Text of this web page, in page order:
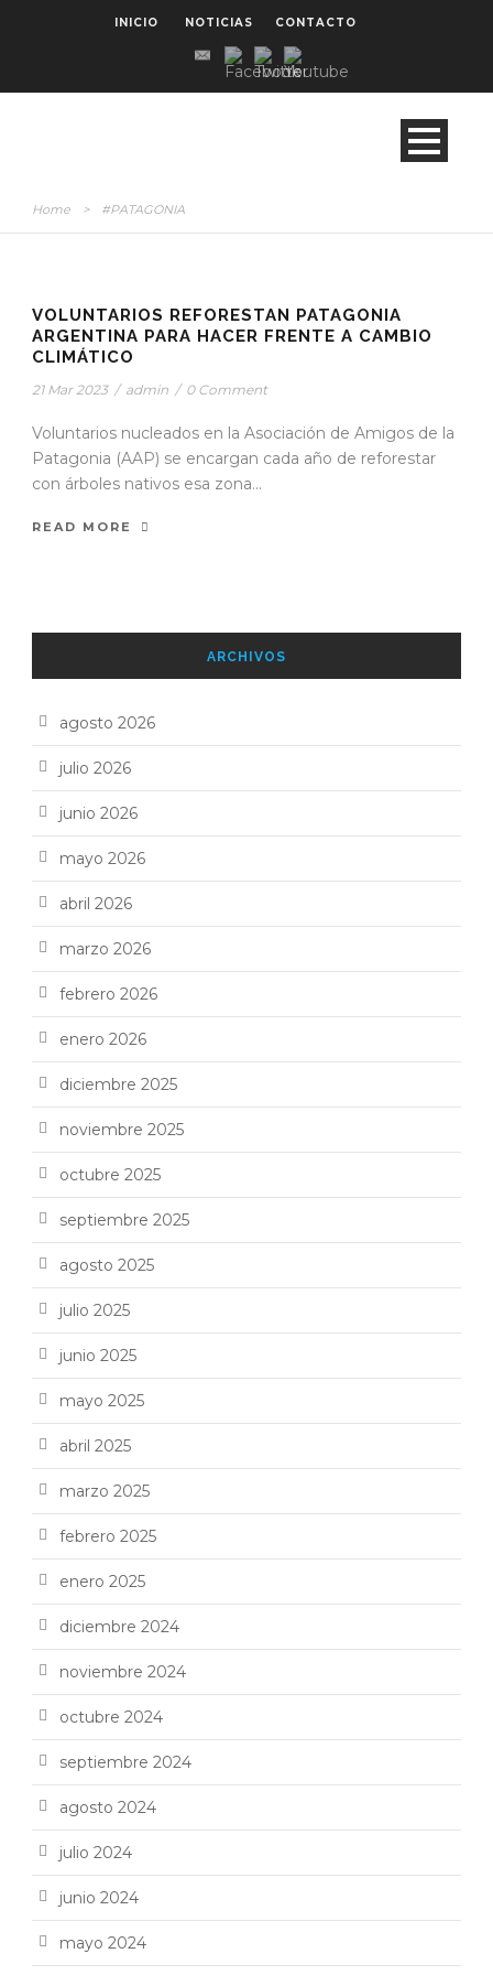
INICIO NOTICIAS CONTACTO
Home > #PATAGONIA
VOLUNTARIOS REFORESTAN PATAGONIA
ARGENTINA PARA HACER FRENTE A CAMBIO
CLIMÁTICO
21 Mar 2023 / admin / 0 Comment
Voluntarios nucleados en la Asociación de Amigos de la
Patagonia (AAP) se encargan cada año de reforestar
con árboles nativos esa zona...
READ MORE
ARCHIVOS
agosto 2026
julio 2026
junio 2026
mayo 2026
abril 2026
marzo 2026
febrero 2026
enero 2026
diciembre 2025
noviembre 2025
octubre 2025
septiembre 2025
agosto 2025
julio 2025
junio 2025
mayo 2025
abril 2025
marzo 2025
febrero 2025
enero 2025
diciembre 2024
noviembre 2024
octubre 2024
septiembre 2024
agosto 2024
julio 2024
junio 2024
mayo 2024